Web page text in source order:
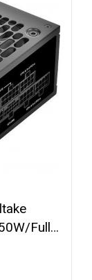
Fully